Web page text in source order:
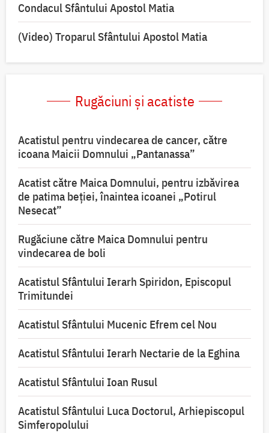
Condacul Sfântului Apostol Matia
(Video) Troparul Sfântului Apostol Matia
Rugăciuni și acatiste
Acatistul pentru vindecarea de cancer, către
icoana Maicii Domnului „Pantanassa”
Acatist către Maica Domnului, pentru izbăvirea
de patima beției, înaintea icoanei „Potirul
Nesecat”
Rugăciune către Maica Domnului pentru
vindecarea de boli
Acatistul Sfântului Ierarh Spiridon, Episcopul
Trimitundei
Acatistul Sfântului Mucenic Efrem cel Nou
Acatistul Sfântului Ierarh Nectarie de la Eghina
Acatistul Sfântului Ioan Rusul
Acatistul Sfântului Luca Doctorul, Arhiepiscopul
Simferopolului